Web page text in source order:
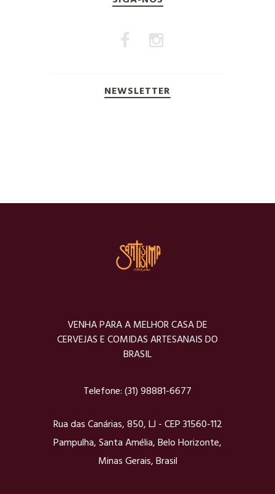
NEWSLETTER
VENHA PARA A MELHOR CASA DE
CERVEJAS E COMIDAS ARTESANAIS DO
BRASIL
Telefone:(31) 98881-6677
Rua das Canárias, 850, LJ - CEP 31560-112
Pampulha, Santa Amélia, Belo Horizonte,
Minas Gerais, Brasil